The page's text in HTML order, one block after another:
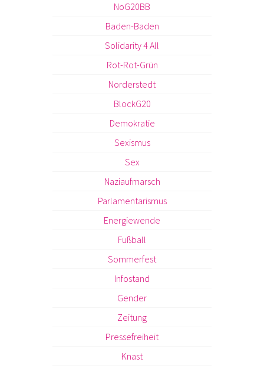
NoG20BB
Baden-Baden
Solidarity 4 All
Rot-Rot-Grün
Norderstedt
BlockG20
Demokratie
Sexismus
Sex
Naziaufmarsch
Parlamentarismus
Energiewende
Fußball
Sommerfest
Infostand
Gender
Zeitung
Pressefreiheit
Knast